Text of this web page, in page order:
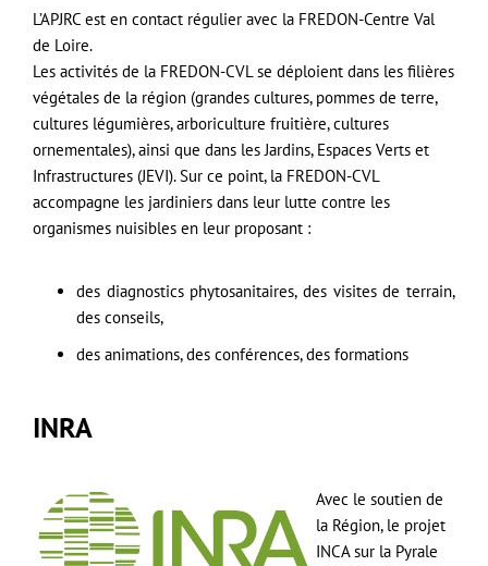
L’APJRC est en contact régulier avec la FREDON-Centre Val
de Loire.
Les activités de la FREDON-CVL se déploient dans les filières
végétales de la région (grandes cultures, pommes de terre,
cultures légumières, arboriculture fruitière, cultures
ornementales), ainsi que dans les Jardins, Espaces Verts et
Infrastructures (JEVI). Sur ce point, la FREDON-CVL
accompagne les jardiniers dans leur lutte contre les
organismes nuisibles en leur proposant :
des diagnostics phytosanitaires, des visites de terrain,
des conseils,
des animations, des conférences, des formations
INRA
Avec le soutien de
la Région, le projet
INCA sur la Pyrale